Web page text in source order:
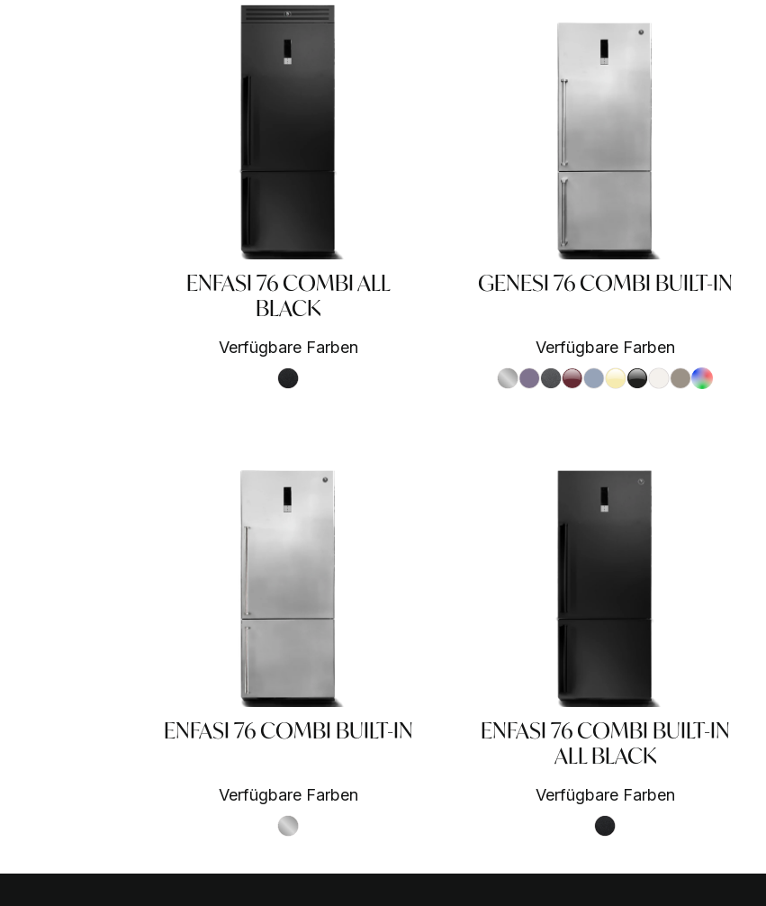
ENFASI 76 COMBI ALL
BLACK
Verfügbare Farben
Nero fumo NF
GENESI 76 COMBI BUILT-IN
Verfügbare Farben
S.Steel SS
Ametista AA
Antracite AN
Bordeaux BR
Celeste CE
Crema CR
Nero BA
Nuvola NA
Sabbia SA
RAL
ENFASI 76 COMBI BUILT-IN
Verfügbare Farben
S.Steel SS
ENFASI 76 COMBI BUILT-IN
ALL BLACK
Verfügbare Farben
Nero fumo NF